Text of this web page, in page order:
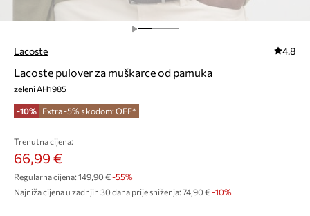
Lacoste 4.8
Lacoste pulover za muškarce od pamuka
zeleni AH1985
-10% Extra -5% s kodom: OFF*
Trenutna cijena:
66,99 €
Regularna cijena: 149,90 €-55%
Najniža cijena u zadnjih 30 dana prije sniženja: 74,90 € -10%